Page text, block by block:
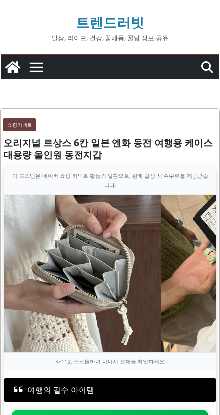
트렌드러빗
일상, 라이프, 건강, 꿈해몽, 꿀팁 정보 공유
쇼핑커넥트
오리지널 르상스 6칸 일본 엔화 동전 여행용 케이스
대용량 올인원 동전지갑
이 포스팅은 네이버 쇼핑 커넥트 활동의 일환으로, 판매 발생 시 수수료를 제공받습
니다.
좌우로 스크롤하여 이미지 전체를 확인하세요
여행의 필수 아이템